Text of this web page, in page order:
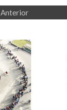
Anterior